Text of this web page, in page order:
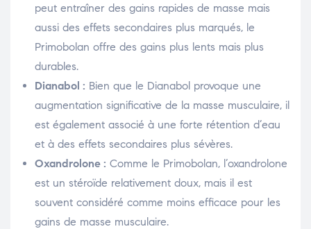
peut entraîner des gains rapides de masse mais
aussi des effets secondaires plus marqués, le
Primobolan offre des gains plus lents mais plus
durables.
Dianabol : Bien que le Dianabol provoque une
augmentation significative de la masse musculaire, il
est également associé à une forte rétention d’eau
et à des effets secondaires plus sévères.
Oxandrolone : Comme le Primobolan, l’oxandrolone
est un stéroïde relativement doux, mais il est
souvent considéré comme moins efficace pour les
gains de masse musculaire.